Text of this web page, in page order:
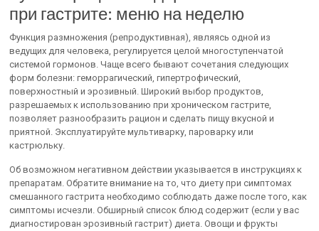
при гастрите: меню на неделю
Функция размножения (репродуктивная), являясь одной из
ведущих для человека, регулируется целой многоступенчатой
системой гормонов. Чаще всего бывают сочетания следующих
форм болезни: геморрагический, гипертрофический,
поверхностный и эрозивный. Широкий выбор продуктов,
разрешаемых к использованию при хроническом гастрите,
позволяет разнообразить рацион и сделать пищу вкусной и
приятной. Эксплуатируйте мультиварку, пароварку или
кастрюльку.
Об возможном негативном действии указывается в инструкциях к
препаратам. Обратите внимание на то, что диету при симптомах
смешанного гастрита необходимо соблюдать даже после того, как
симптомы исчезли. Обширный список блюд содержит (если у вас
диагностирован эрозивный гастрит) диета. Овощи и фрукты